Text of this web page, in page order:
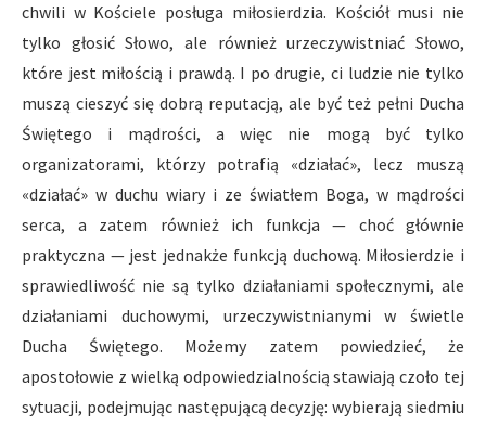
chwili w Kościele posługa miłosierdzia. Kościół musi nie
tylko głosić Słowo, ale również urzeczywistniać Słowo,
które jest miłością i prawdą. I po drugie, ci ludzie nie tylko
muszą cieszyć się dobrą reputacją, ale być też pełni Ducha
Świętego i mądrości, a więc nie mogą być tylko
organizatorami, którzy potrafią «działać», lecz muszą
«działać» w duchu wiary i ze światłem Boga, w mądrości
serca, a zatem również ich funkcja — choć głównie
praktyczna — jest jednakże funkcją duchową. Miłosierdzie i
sprawiedliwość nie są tylko działaniami społecznymi, ale
działaniami duchowymi, urzeczywistnianymi w świetle
Ducha Świętego. Możemy zatem powiedzieć, że
apostołowie z wielką odpowiedzialnością stawiają czoło tej
sytuacji, podejmując następującą decyzję: wybierają siedmiu